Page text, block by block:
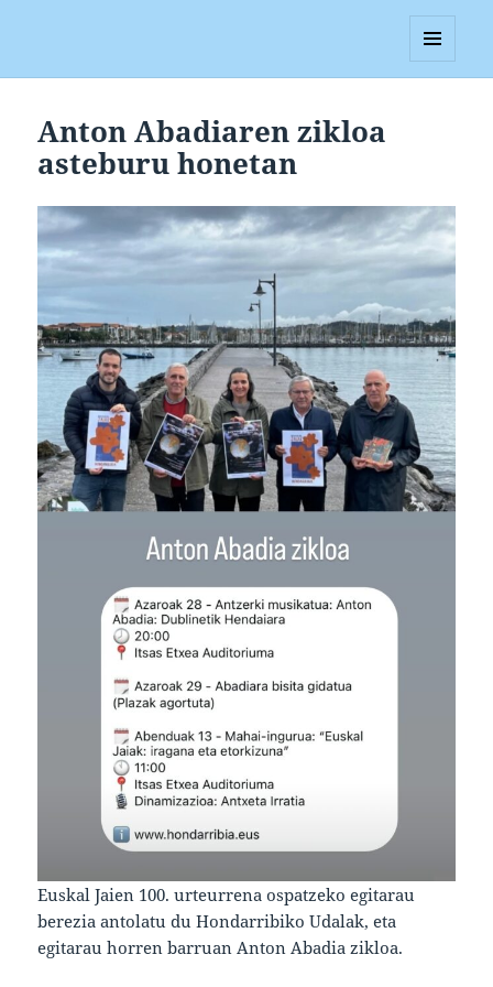
Anton Abadiaren zikloa
asteburu honetan
Euskal Jaien 100. urteurrena ospatzeko egitarau
berezia antolatu du Hondarribiko Udalak, eta
egitarau horren barruan Anton Abadia zikloa.